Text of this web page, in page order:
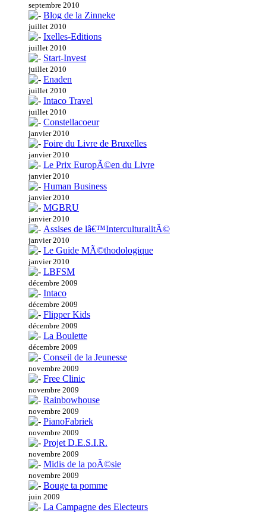
septembre 2010
Blog de la Zinneke
juillet 2010
Ixelles-Editions
juillet 2010
Start-Invest
juillet 2010
Enaden
juillet 2010
Intaco Travel
juillet 2010
Constellacoeur
janvier 2010
Foire du Livre de Bruxelles
janvier 2010
Le Prix EuropÃ©en du Livre
janvier 2010
Human Business
janvier 2010
MGBRU
janvier 2010
Assises de lâ€™InterculturalitÃ©
janvier 2010
Le Guide MÃ©thodologique
janvier 2010
LBFSM
décembre 2009
Intaco
décembre 2009
Flipper Kids
décembre 2009
La Boulette
décembre 2009
Conseil de la Jeunesse
novembre 2009
Free Clinic
novembre 2009
Rainbowhouse
novembre 2009
PianoFabriek
novembre 2009
Projet D.E.S.I.R.
novembre 2009
Midis de la poÃ©sie
novembre 2009
Bouge ta pomme
juin 2009
La Campagne des Electeurs